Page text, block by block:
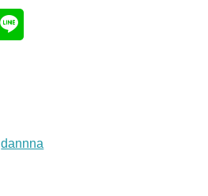
dannna